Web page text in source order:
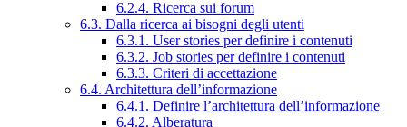
6.2.4. Ricerca sui forum
6.3. Dalla ricerca ai bisogni degli utenti
6.3.1. User stories per definire i contenuti
6.3.2. Job stories per definire i contenuti
6.3.3. Criteri di accettazione
6.4. Architettura dell’informazione
6.4.1. Definire l’architettura dell’informazione
6.4.2. Alberatura